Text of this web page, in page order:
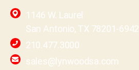
1146 W. Laurel
San Antonio, TX 78201-6942
210.477.3000
sales@lynwoodsa.com